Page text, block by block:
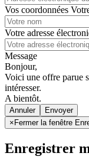
Vos coordonnées
Votre adresse
Message
Bonjour,
Voici une offre parue
intéresser.
A bientôt.
Annuler
× Fermer la fenêtre
Enregistrer